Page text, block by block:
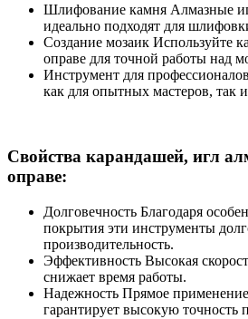
Шлифование камня Алмазные
идеально подходят для
Создание мозаик Используйте
оправе для точной работы над
Инструмент для
как для опытных мастеров, так
Свойства карандашей, игл
оправе:
Долговечность Благодаря
покрытия эти инструменты
производительность.
Эффективность Высокая
снижает время работы.
Надежность Прямое
гарантирует высокую точность